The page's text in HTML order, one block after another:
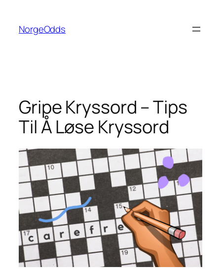
innhold
NorgeOdds
Gripe Kryssord – Tips
Til Å Løse Kryssord